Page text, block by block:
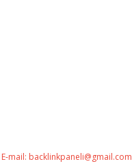
E-mail: backlinkpaneli@gmail.com